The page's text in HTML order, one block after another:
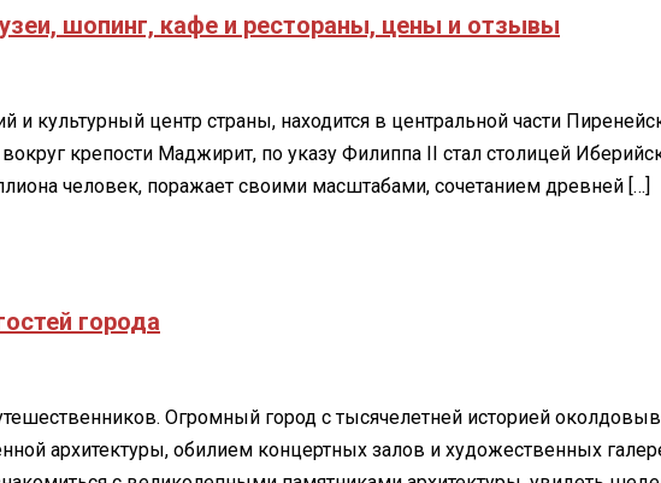
шопинг, кафе и рестораны, цены и отзывы
культурный центр страны, находится в центральной части
крепости Маджирит, по указу Филиппа II стал столицей
человек, поражает своими масштабами, сочетанием древней […]
города
Огромный город с тысячелетней историей
архитектуры, обилием концертных залов и художественных